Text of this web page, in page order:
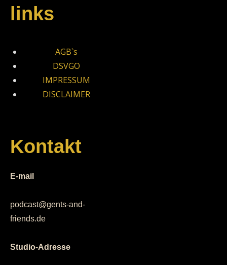
links
AGB`s
DSVGO
IMPRESSUM
DISCLAIMER
Kontakt
E-mail
podcast@gents-and-
friends.de
Studio-Adresse